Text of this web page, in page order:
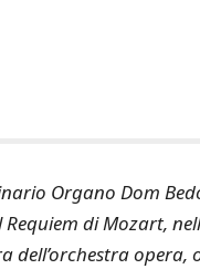
Organo Dom
di Mozart,
opera,